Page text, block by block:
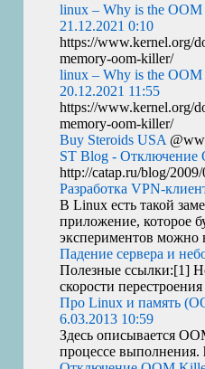
linux – Why is the OOM
21.12.2021 0:10
https://www.kernel.org/
memory-oom-killer/
linux – Why is the OOM
20.12.2021 11:55
https://www.kernel.org/
memory-oom-killer/
Buy Steroids USA
ST Blog - Отключение
http://catap.ru/blog/
Разработка VPN-
В Linux есть такой
приложение, которое
экспериментов можно
Падение сервера и
Полезные ссылки:[1]
скорости
Про Linux и память
6.03.2013 10:59
Здесь описывается
процессе выполнения.